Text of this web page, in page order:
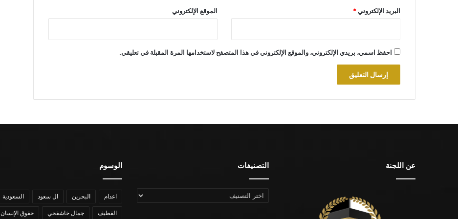
البريد الإلكتروني* الموقع الإلكتروني
احفظ اسمي، بريدي الإلكتروني، والموقع الإلكتروني في هذا المتصفح لاستخدامها المرة المقبلة في تعليقي.
عن اللجنة التصنيفات
التصنيفات
الوسوم
اعدام البحرين ال سعود السعودية
القطيف جمال خاشقجي حقوق الإنسان